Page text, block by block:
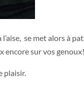
l’aise, se met alors à
encore sur vos genoux!
plaisir.